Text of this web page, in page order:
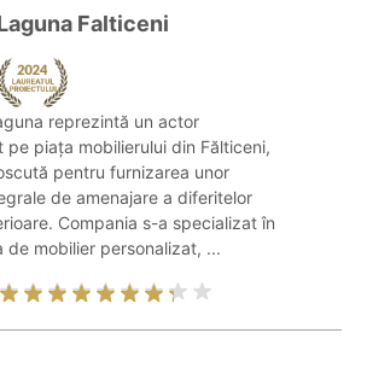
Falticeni
reprezintă un actor
pe piața mobilierului din Fălticeni,
pentru furnizarea unor
de amenajare a diferitelor
Compania s-a specializat în
de mobilier personalizat, ...